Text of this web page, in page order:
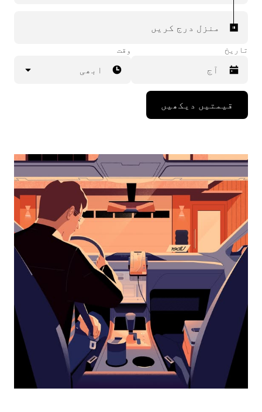
منزل درج کریں
تاریخ
Press
down
interact
the
calendar
and
select
a
date.
Press
the
escape
button
the
calendar.
وقت
ابھی
قیمتیں دیکھیں